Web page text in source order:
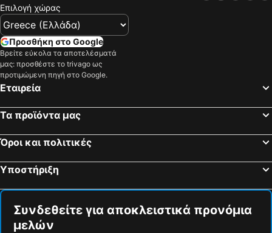
Επιλογή χώρας
Προσθήκη στο Google
Βρείτε εύκολα τα αποτελέσματά
μας: προσθέστε το trivago ως
προτιμώμενη πηγή στο Google.
Εταιρεία
Τα προϊόντα μας
Όροι και πολιτικές
Υποστήριξη
Συνδεθείτε για αποκλειστικά προνόμια
μελών